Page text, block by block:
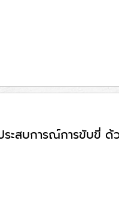
ระสบการณ์การขับขี่